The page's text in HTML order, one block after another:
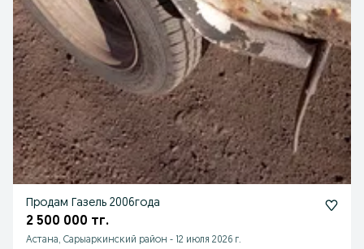
Продам Газель 2006года
2 500 000 тг.
Астана, Сарыаркинский район - 12 июля 2026 г.